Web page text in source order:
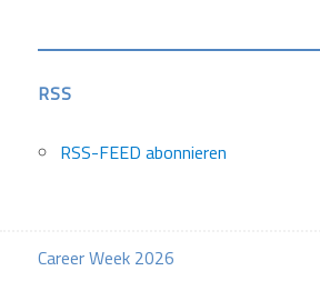
RSS
RSS-FEED abonnieren
Career Week 2026